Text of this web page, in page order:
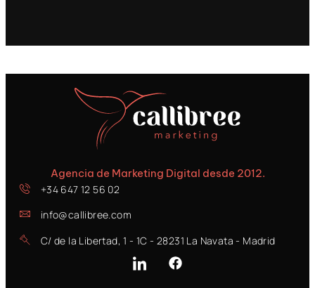
Agencia de Marketing Digital desde 2012.
+34 647 12 56 02
info@callibree.com
C/ de la Libertad, 1 - 1C - 28231 La Navata - Madrid